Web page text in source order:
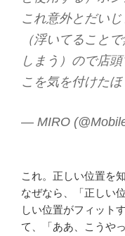
これ意外とだい
（浮いてること
しまう）ので店
こを気を付けた
— MIRO
これ。正しい位置を
なぜなら、「正しい
しい位置がフィット
て、「ああ、こうや